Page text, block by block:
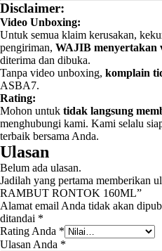
Disclaimer:
Video Unboxing:
Untuk semua klaim kerusakan,
pengiriman, WAJIB menyertakan
diterima dan dibuka.
Tanpa video unboxing, komplain
ASBA7.
Rating:
Mohon untuk tidak langsung
menghubungi kami. Kami selalu
terbaik bersama Anda.
Ulasan
Belum ada ulasan.
Jadilah yang pertama memberikan
RAMBUT RONTOK 160ML”
Alamat email Anda tidak akan
ditandai *
Rating Anda *
Ulasan Anda *